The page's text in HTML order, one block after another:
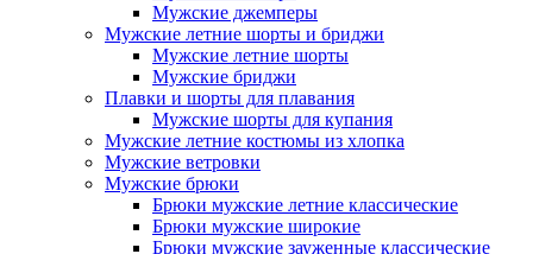
Мужские джемперы
Мужские летние шорты и бриджи
Мужские летние шорты
Мужские бриджи
Плавки и шорты для плавания
Мужские шорты для купания
Мужские летние костюмы из хлопка
Мужские ветровки
Мужские брюки
Брюки мужские летние классические
Брюки мужские широкие
Брюки мужские зауженные классические